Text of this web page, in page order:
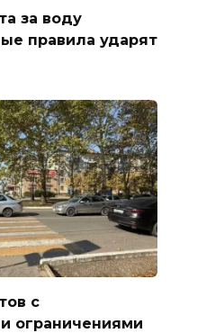
за воду
правила ударят
с
ограничениями